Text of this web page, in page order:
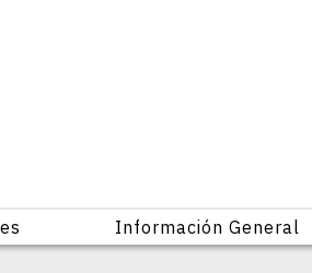
Información General